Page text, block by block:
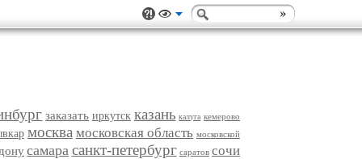
заказать иркутск казань калуга кемерово
москва московская область московской
самара санкт-петербург саратов сочи